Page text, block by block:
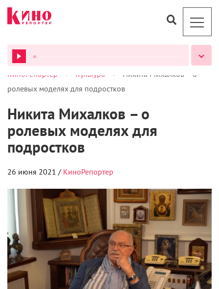
ВСЕ ПОДКАСТЫ
КиноРепортер > Культура >
Никита Михалков – о
ролевых моделях для подростков
Никита Михалков – о
ролевых моделях для
подростков
26 июня 2021 / КиноРепортер